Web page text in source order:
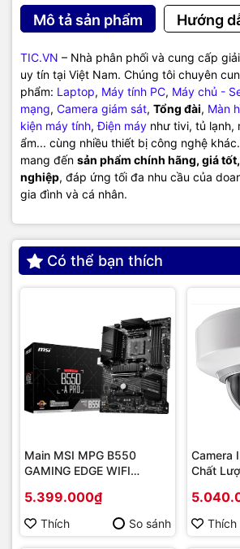
Mô tả sản phẩm Hướng
TIC.VN – Nhà phân phối và cung cấp
uy tín tại Việt Nam. Chúng tôi chuyên
phẩm: Laptop, Máy tính PC, Máy chủ -
mạng, Camera giám sát, Tổng đài, Màn
kiện máy tính,Điện máy như tivi, tủ lạnh,
ẩm... cùng nhiều thiết bị công nghệ khác.
mang đến sản phẩm chính hãng, giá
nghiệp, đáp ứng tối đa nhu cầu của
gia đình và cá nhân.
Có thể bạn thích
Main MSI MPG B550
GAMING EDGE WIFI
Socket AM4/ VGA
onboard)
5.399.000₫
Thích So sánh
Camera
Chất
Thích